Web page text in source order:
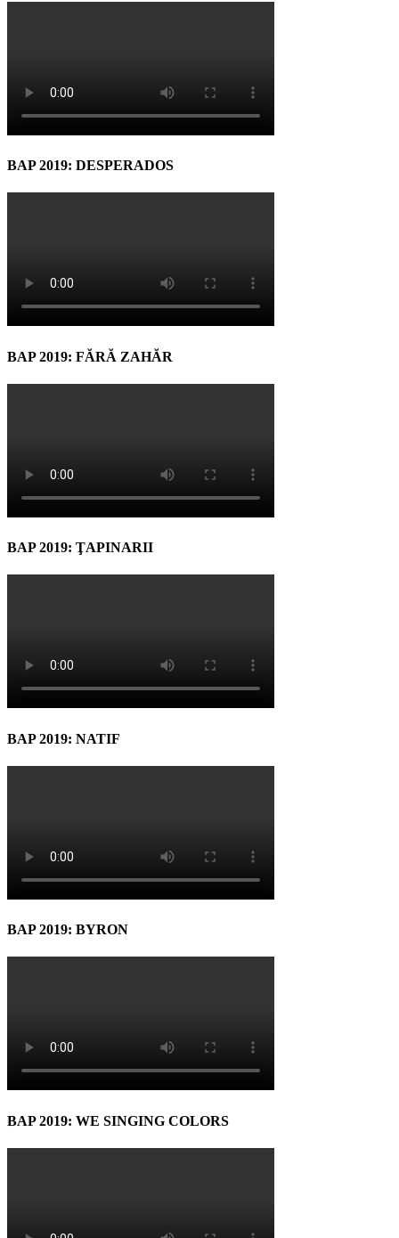
BAP 2019: DESPERADOS
BAP 2019: FĂRĂ ZAHĂR
BAP 2019: ŢAPINARII
BAP 2019: NATIF
BAP 2019: BYRON
BAP 2019: WE SINGING COLORS